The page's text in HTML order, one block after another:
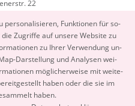
per­so­na­li­sie­ren, Funk­tio­nen für so­
Zu­grif­fe auf un­se­re Web­site zu
zu Ihrer Ver­wen­dung un­
Dar­stel­lung und Ana­ly­sen wei­
mög­li­cher­wei­se mit wei­te­
haben oder die sie im
haben.
22